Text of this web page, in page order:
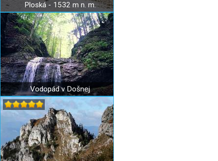
Ploská - 1532 m n. m.
Vodopád v Došnej